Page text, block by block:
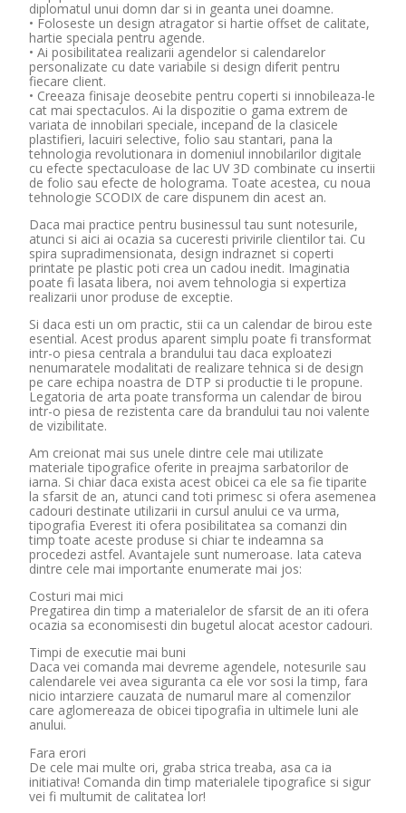
diplomatul unui domn dar si in geanta unei doamne.
• Foloseste un design atragator si hartie offset de calitate,
hartie speciala pentru agende.
• Ai posibilitatea realizarii agendelor si calendarelor
personalizate cu date variabile si design diferit pentru
fiecare client.
• Creeaza finisaje deosebite pentru coperti si innobileaza-le
cat mai spectaculos. Ai la dispozitie o gama extrem de
variata de innobilari speciale, incepand de la clasicele
plastifieri, lacuiri selective, folio sau stantari, pana la
tehnologia revolutionara in domeniul innobilarilor digitale
cu efecte spectaculoase de lac UV 3D combinate cu insertii
de folio sau efecte de holograma. Toate acestea, cu noua
tehnologie SCODIX de care dispunem din acest an.
Daca mai practice pentru businessul tau sunt notesurile,
atunci si aici ai ocazia sa cuceresti privirile clientilor tai. Cu
spira supradimensionata, design indraznet si coperti
printate pe plastic poti crea un cadou inedit. Imaginatia
poate fi lasata libera, noi avem tehnologia si expertiza
realizarii unor produse de exceptie.
Si daca esti un om practic, stii ca un calendar de birou este
esential. Acest produs aparent simplu poate fi transformat
intr-o piesa centrala a brandului tau daca exploatezi
nenumaratele modalitati de realizare tehnica si de design
pe care echipa noastra de DTP si productie ti le propune.
Legatoria de arta poate transforma un calendar de birou
intr-o piesa de rezistenta care da brandului tau noi valente
de vizibilitate.
Am creionat mai sus unele dintre cele mai utilizate
materiale tipografice oferite in preajma sarbatorilor de
iarna. Si chiar daca exista acest obicei ca ele sa fie tiparite
la sfarsit de an, atunci cand toti primesc si ofera asemenea
cadouri destinate utilizarii in cursul anului ce va urma,
tipografia Everest iti ofera posibilitatea sa comanzi din
timp toate aceste produse si chiar te indeamna sa
procedezi astfel. Avantajele sunt numeroase. Iata cateva
dintre cele mai importante enumerate mai jos:
Costuri mai mici
Pregatirea din timp a materialelor de sfarsit de an iti ofera
ocazia sa economisesti din bugetul alocat acestor cadouri.
Timpi de executie mai buni
Daca vei comanda mai devreme agendele, notesurile sau
calendarele vei avea siguranta ca ele vor sosi la timp, fara
nicio intarziere cauzata de numarul mare al comenzilor
care aglomereaza de obicei tipografia in ultimele luni ale
anului.
Fara erori
De cele mai multe ori, graba strica treaba, asa ca ia
initiativa! Comanda din timp materialele tipografice si sigur
vei fi multumit de calitatea lor!